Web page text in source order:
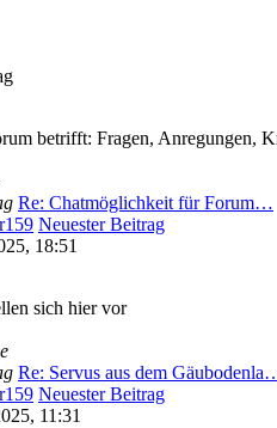
betrifft: Fragen, Anregungen,
Re: Chatmöglichkeit für Forum…
Neuester Beitrag
18:51
sich hier vor
Re: Servus aus dem
Neuester Beitrag
11:31